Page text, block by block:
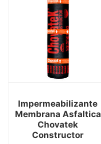
Impermeabilizante
Membrana Asfaltica
Chovatek
Constructor